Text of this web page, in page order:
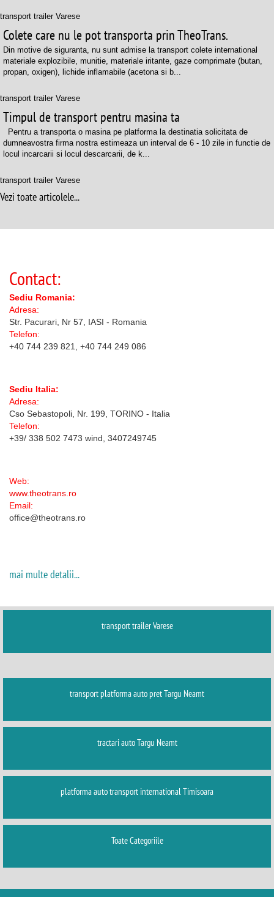
transport trailer Varese
Colete care nu le pot transporta prin TheoTrans.
Din motive de siguranta, nu sunt admise la transport colete international
materiale explozibile, munitie, materiale iritante, gaze comprimate (butan,
propan, oxigen), lichide inflamabile (acetona si b...
transport trailer Varese
Timpul de transport pentru masina ta
Pentru a transporta o masina pe platforma la destinatia solicitata de
dumneavostra firma nostra estimeaza un interval de 6 - 10 zile in functie de
locul incarcarii si locul descarcarii, de k...
transport trailer Varese
Vezi toate articolele...
Contact:
Sediu Romania:
Adresa:
Str. Pacurari, Nr 57, IASI - Romania
Telefon:
+40 744 239 821, +40 744 249 086
Sediu Italia:
Adresa:
Cso Sebastopoli, Nr. 199, TORINO - Italia
Telefon:
+39/ 338 502 7473 wind, 3407249745
Web:
www.theotrans.ro
Email:
office@theotrans.ro
mai multe detalii...
transport trailer Varese
transport platforma auto pret Targu Neamt
tractari auto Targu Neamt
platforma auto transport international Timisoara
Toate Categoriile